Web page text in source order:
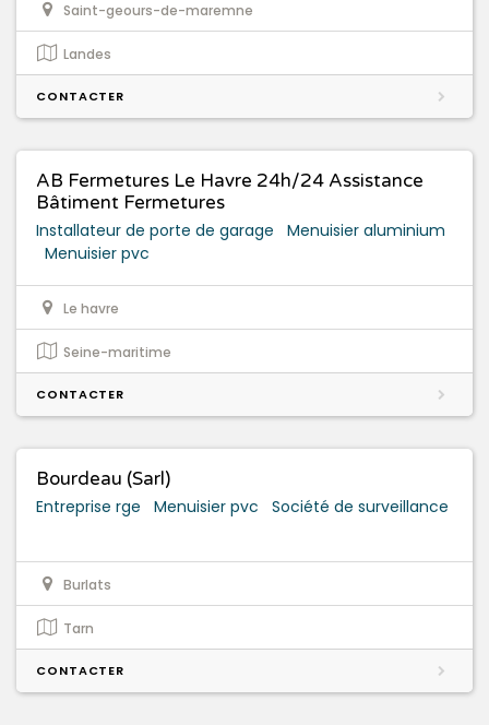
Saint-geours-de-maremne
Landes
CONTACTER
AB Fermetures Le Havre 24h/24 Assistance
Bâtiment Fermetures
Installateur de porte de garage
Menuisier aluminium
Menuisier pvc
Le havre
Seine-maritime
CONTACTER
Bourdeau (Sarl)
Entreprise rge Menuisier pvc Société de surveillance
Burlats
Tarn
CONTACTER